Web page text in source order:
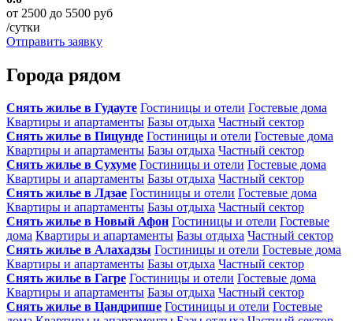
от 2500 до 5500 руб
/сутки
Отправить заявку
Города рядом
Снять жилье в Гудауте Гостиницы и отели Гостевые дома
Квартиры и апартаменты Базы отдыха Частный сектор
Снять жилье в Пицунде Гостиницы и отели Гостевые дома
Квартиры и апартаменты Базы отдыха Частный сектор
Снять жилье в Сухуме Гостиницы и отели Гостевые дома
Квартиры и апартаменты Базы отдыха Частный сектор
Снять жилье в Лдзае Гостиницы и отели Гостевые дома
Квартиры и апартаменты Базы отдыха Частный сектор
Снять жилье в Новый Афон Гостиницы и отели Гостевые
дома Квартиры и апартаменты Базы отдыха Частный сектор
Снять жилье в Алахадзы Гостиницы и отели Гостевые дома
Квартиры и апартаменты Базы отдыха Частный сектор
Снять жилье в Гагре Гостиницы и отели Гостевые дома
Квартиры и апартаменты Базы отдыха Частный сектор
Снять жилье в Цандрипше Гостиницы и отели Гостевые